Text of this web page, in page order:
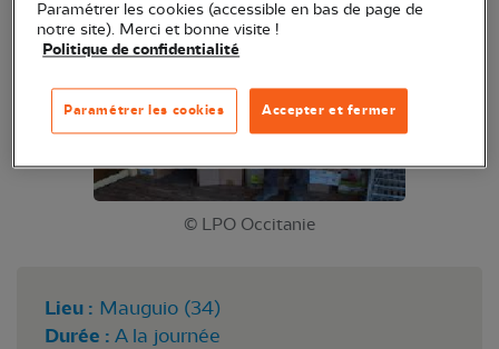
© LPO Occitanie
Lieu : Mauguio (34)
Durée : A la journée
Paramétrer les cookies (accessible en bas de page de
notre site). Merci et bonne visite !
Politique de confidentialité
Accepter et fermer
Paramétrer les cookies